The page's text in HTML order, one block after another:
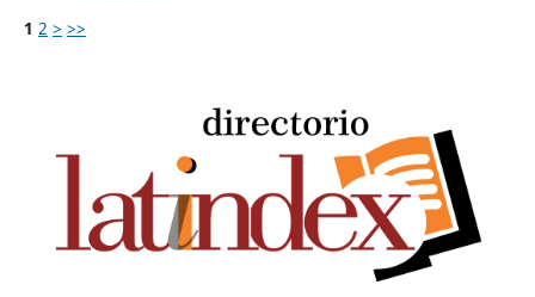
1 2 > >>